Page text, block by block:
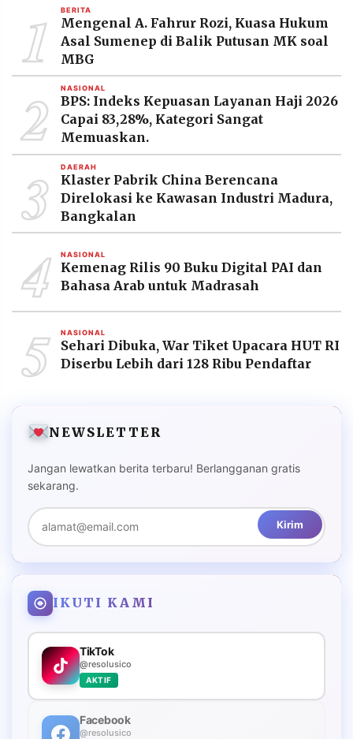
1 BERITA
Mengenal A. Fahrur Rozi, Kuasa Hukum
Asal Sumenep di Balik Putusan MK soal
MBG
2 NASIONAL
BPS: Indeks Kepuasan Layanan Haji 2026
Capai 83,28%, Kategori Sangat
Memuaskan.
3 DAERAH
Klaster Pabrik China Berencana
Direlokasi ke Kawasan Industri Madura,
Bangkalan
4 NASIONAL
Kemenag Rilis 90 Buku Digital PAI dan
Bahasa Arab untuk Madrasah
5 NASIONAL
Sehari Dibuka, War Tiket Upacara HUT RI
Diserbu Lebih dari 128 Ribu Pendaftar
NEWSLETTER
Jangan lewatkan berita terbaru! Berlangganan gratis
sekarang.
Kirim
IKUTI KAMI
TikTok
@resolusico
AKTIF
Facebook
@resolusico